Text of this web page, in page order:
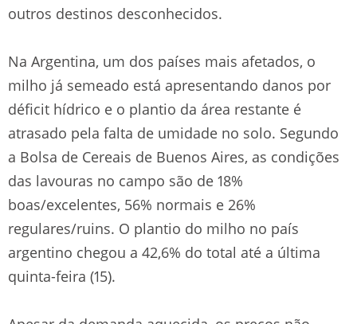
outros destinos desconhecidos.
Na Argentina, um dos países mais afetados, o
milho já semeado está apresentando danos por
déficit hídrico e o plantio da área restante é
atrasado pela falta de umidade no solo. Segundo
a Bolsa de Cereais de Buenos Aires, as condições
das lavouras no campo são de 18%
boas/excelentes, 56% normais e 26%
regulares/ruins. O plantio do milho no país
argentino chegou a 42,6% do total até a última
quinta-feira (15).